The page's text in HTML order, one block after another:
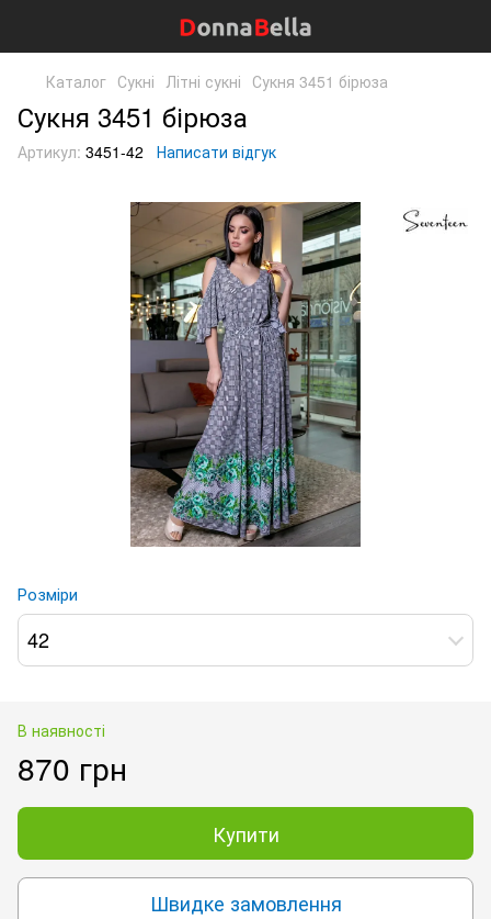
Каталог Сукні Літні сукні Сукня 3451 бірюза
Сукня 3451 бірюза
Артикул: 3451-42 Написати відгук
Розміри
42
В наявності
870 грн
Купити
Швидке замовлення